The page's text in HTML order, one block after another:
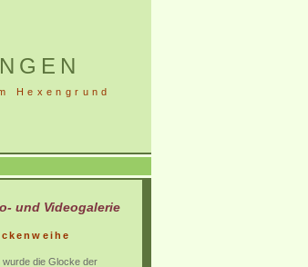
Hexengrund
und Videogalerie
wurde die Glocke der